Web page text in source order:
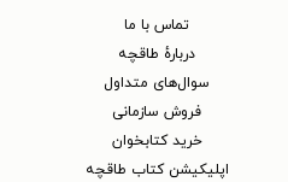
تماس با ما
دربارهٔ طاقچه
سوال‌های متداول
فروش سازمانی
خرید کتابخوان
اپلیکیشن کتاب طاقچه